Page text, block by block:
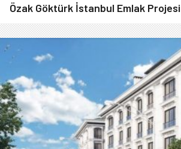
Özak Göktürk İstanbul Emlak Projesi